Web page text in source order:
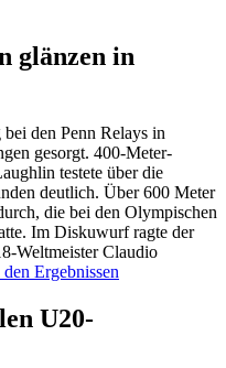
glänzen in
den Penn Relays in
gesorgt. 400-Meter-
testete über die
deutlich. Über 600 Meter
die bei den Olympischen
Im Diskuwurf ragte der
Weltmeister Claudio
den Ergebnissen
U20-